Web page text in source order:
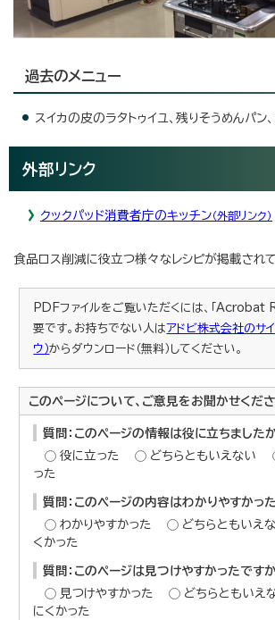
過去のメニュー
スイカの皮のラタトゥイユ、残りそうめんパン
外部リンク
クックパッド消費者庁のキッチン（外部リンク）
食品ロス削減に役立つ様々なレシピが掲載されて
PDFファイルをご覧いただくには、「Acrobat
要です。お持ちでない人はアドビ株式会社のサイ
ウ）からダウンロード（無料）してください。
このページについて、ご意見をお聞かせくだ
質問：このページの情報は役に立ちました
役に立った
どちらともいえない
った
質問：このページの内容はわかりやすかっ
わかりやすかった
どちらともいえ
くかった
質問：このページは見つけやすかったです
見つけやすかった
どちらともいえ
にくかった